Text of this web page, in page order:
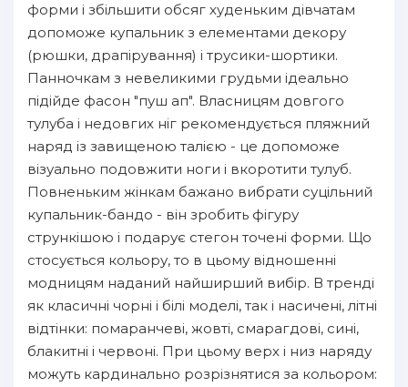
форми і збільшити обсяг худеньким дівчатам
допоможе купальник з елементами декору
(рюшки, драпірування) і трусики-шортики.
Панночкам з невеликими грудьми ідеально
підійде фасон "пуш ап". Власницям довгого
тулуба і недовгих ніг рекомендується пляжний
наряд із завищеною талією - це допоможе
візуально подовжити ноги і вкоротити тулуб.
Повненьким жінкам бажано вибрати суцільний
купальник-бандо - він зробить фігуру
стрункішою і подарує стегон точені форми. Що
стосується кольору, то в цьому відношенні
модницям наданий найширший вибір. В тренді
як класичні чорні і білі моделі, так і насичені, літні
відтінки: помаранчеві, жовті, смарагдові, сині,
блакитні і червоні. При цьому верх і низ наряду
можуть кардинально розрізнятися за кольором: